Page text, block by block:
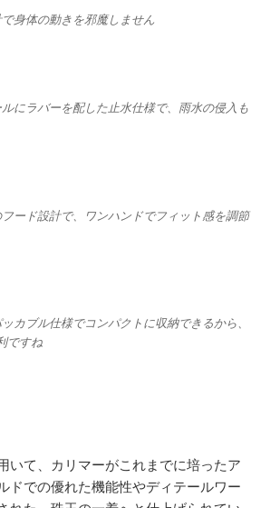
身体の動きを邪魔しません
にラバーを配した止水仕様で、雨水の侵入も
ード設計で、ワンハンドでフィット感を調節
カブル仕様でコンパクトに収納できるから、
ですね
いて、カリマーがこれまでに培ったア
ドでの優れた機能性やディテールワー